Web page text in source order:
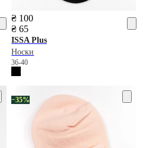
₴ 100
₴ 65
ISSA Plus
Носки
36-40
−35%